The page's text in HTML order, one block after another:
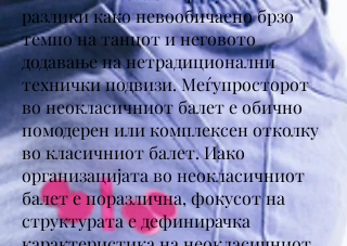
разлики како невообичаено брзо
темпо на танцот и неговото
додавање на нетрадиционални
технички подвизи. Меѓупросторот
во неокласичниот балет е обично
помодерен или комплексен отколку
во класичниот балет. Иако
организацијата во неокласичниот
балет е поразлична, фокусот на
структурата е дефинирачка